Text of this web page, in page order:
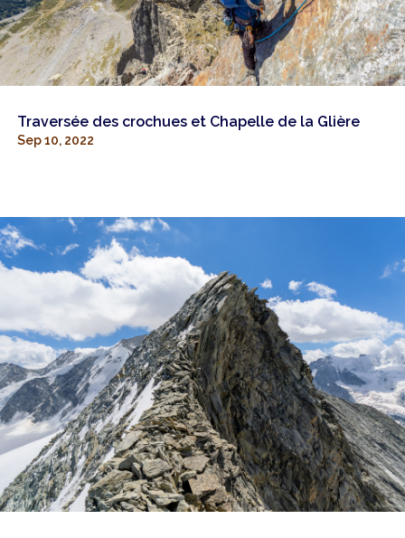
Traversée des crochues et Chapelle de la Glière
Sep 10, 2022